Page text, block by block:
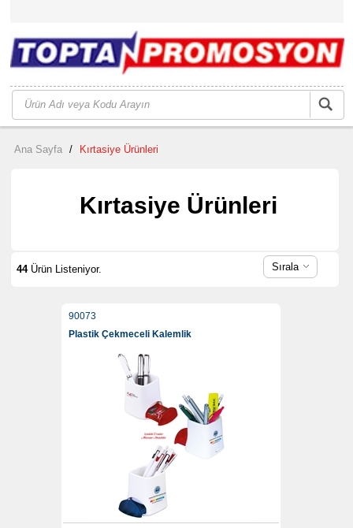
Ana Sayfa / Kırtasiye Ürünleri
Kırtasiye Ürünleri
44Ürün Listeniyor. Sırala
90073
Plastik Çekmeceli Kalemlik